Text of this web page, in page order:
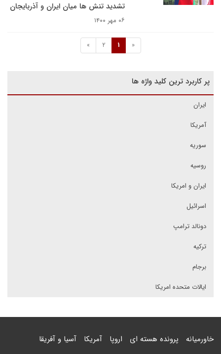
تشدید تنش ها میان ایران و آذربایجان
۰۶ مهر ۱۴۰۰
«
1
2
»
پر کاربرد ترین کلید واژه ها
ایران
آمریکا
سوریه
روسیه
ایران و امریکا
اسرائیل
دونالد ترامپ
ترکیه
برجام
ایالات متحده امریکا
خاورمیانه پرونده هسته ای اروپا آمریکا آسیا و آفریقا